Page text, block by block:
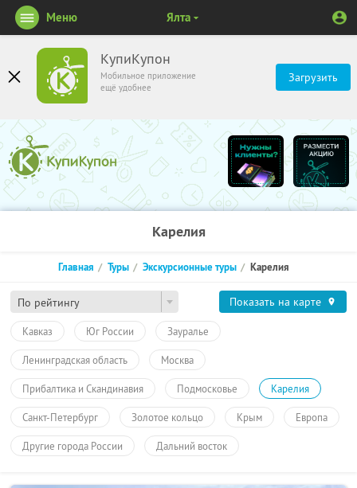
КупиКупон
Мобильное приложение
ещё удобнее
Загрузить
Меню Ялта
Карелия
По рейтингу
Главная Туры Экскурсионные туры Карелия
Показать на карте
Кавказ Юг России Зауралье
Ленинградская область Москва
Прибалтика и Скандинавия Подмосковье Карелия
Санкт-Петербург Золотое кольцо Крым Европа
Другие города России Дальний восток